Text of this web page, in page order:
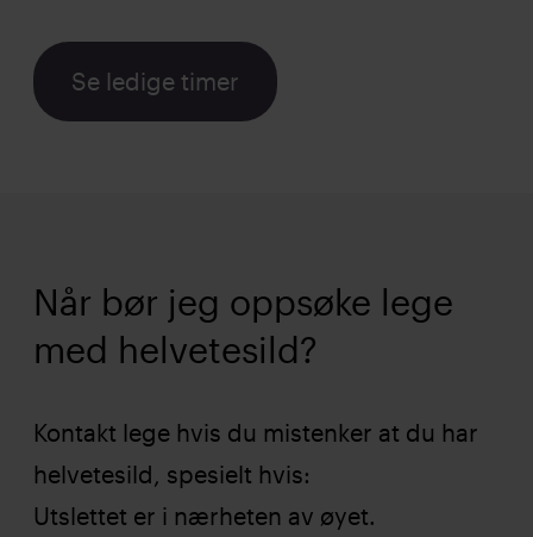
Se ledige timer
Når bør jeg oppsøke lege
med helvetesild?
Kontakt lege hvis du mistenker at du har
helvetesild, spesielt hvis:
Utslettet er i nærheten av øyet.